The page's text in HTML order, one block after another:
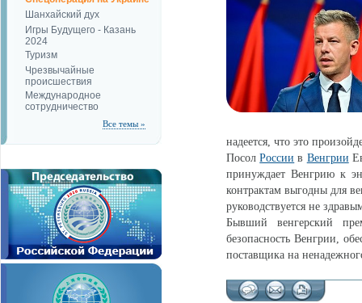
Шанхайский дух
Игры Будущего - Казань
2024
Туризм
Чрезвычайные
происшествия
Международное
сотрудничество
Все темы »
надеется, что это
ПосолРоссии в Венгрии
принуждает Венгрию к
контрактам выгодны для
руководствуется не
Бывший венгерский
безопасность Венгрии,
поставщика на